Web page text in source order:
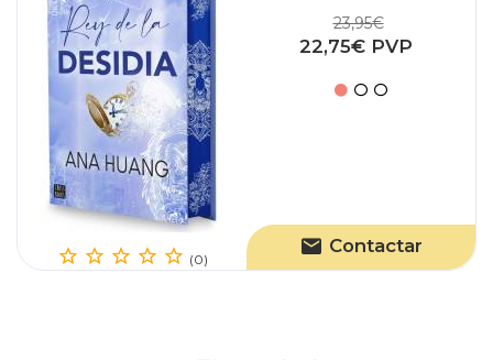
(0)
23,95€
22,75€ PVP
Contactar